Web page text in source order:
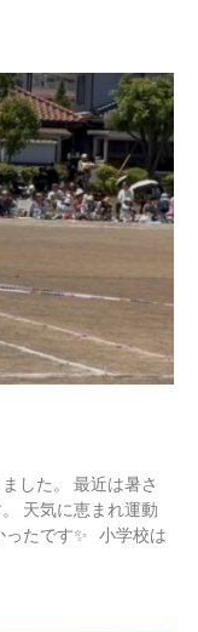
した。 最近は暑さ
天気に恵まれ運動
ったです✨ 小学校は